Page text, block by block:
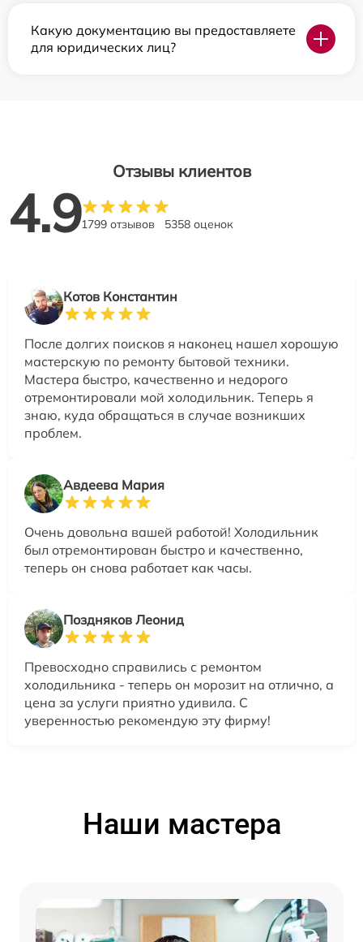
Какую документацию вы предоставляете
для юридических лиц?
Отзывы клиентов
4.91799 отзывов 5358 оценок
Котов Константин
После долгих поисков я наконец нашел хорошую
мастерскую по ремонту бытовой техники.
Мастера быстро, качественно и недорого
отремонтировали мой холодильник. Теперь я
знаю, куда обращаться в случае возникших
проблем.
Авдеева Мария
Очень довольна вашей работой! Холодильник
был отремонтирован быстро и качественно,
теперь он снова работает как часы.
Поздняков Леонид
Превосходно справились с ремонтом
холодильника - теперь он морозит на отлично, а
цена за услуги приятно удивила. С
уверенностью рекомендую эту фирму!
Наши мастера